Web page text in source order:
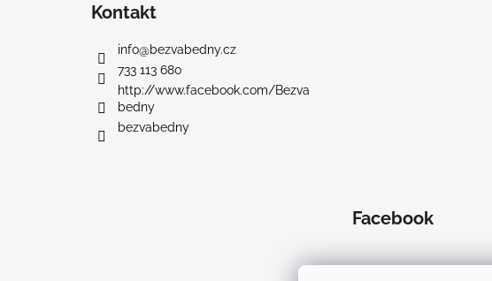
Kontakt
info@bezvabedny.cz
733 113 680
http://www.facebook.com/Bezva
bedny
bezvabedny
Facebook